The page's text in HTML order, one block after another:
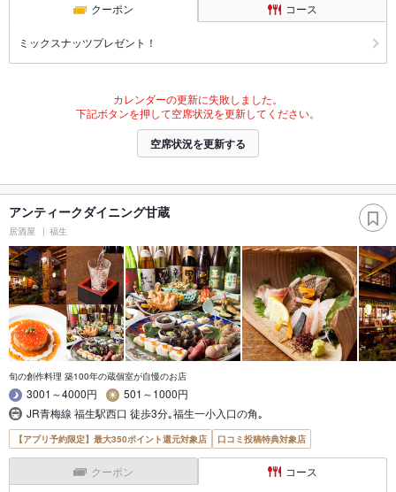
クーポン コース
ミックスナッツプレゼント！
カレンダーの更新に失敗しました。
下記ボタンを押して空席状況を更新してください。
空席状況を更新する
アンティークダイニング甘蔵
居酒屋 福生
旬の創作料理 築100年の蔵個室が自慢のお店
3001～4000円
501～1000円
JR青梅線 福生駅西口 徒歩3分｡福生一小入口の角｡
【アプリ予約限定】最大350ポイント還元対象店 口コミ投稿特典対象店
クーポン コース